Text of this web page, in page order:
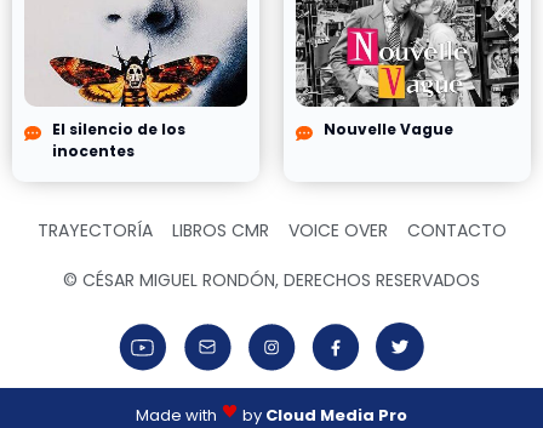
El silencio de los
inocentes
Nouvelle Vague
TRAYECTORÍA LIBROS CMR VOICE OVER CONTACTO
© CÉSAR MIGUEL RONDÓN, DERECHOS RESERVADOS
Made with by Cloud Media Pro